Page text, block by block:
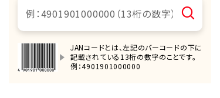
JANコードとは、左記のバーコードの下に
記載されている13桁の数字のことです。
例：4901901000000